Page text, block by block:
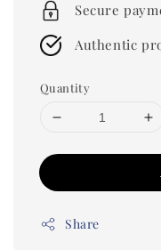
Secure
Authentic
Quantity
Share